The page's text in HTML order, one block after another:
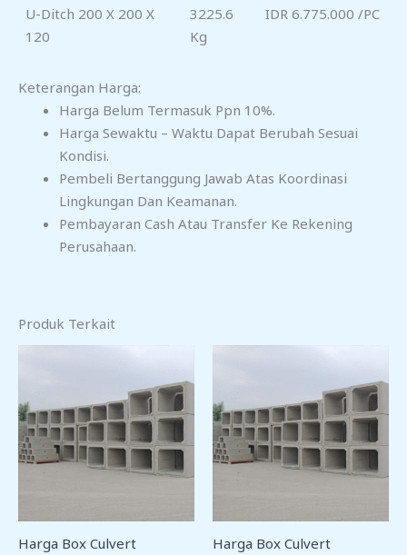
U-Ditch 200 X 200 X
120
3225.6
Kg
IDR 6.775.000 /PC
Keterangan Harga:
Harga Belum Termasuk Ppn 10%.
Harga Sewaktu – Waktu Dapat Berubah Sesuai
Kondisi.
Pembeli Bertanggung Jawab Atas Koordinasi
Lingkungan Dan Keamanan.
Pembayaran Cash Atau Transfer Ke Rekening
Perusahaan.
Produk Terkait
Harga Box Culvert
Harga Box Culvert